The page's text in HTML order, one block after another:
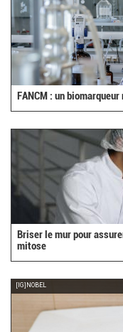
FANCM : un
Briser le mur pour
mitose
[IG]NOBEL